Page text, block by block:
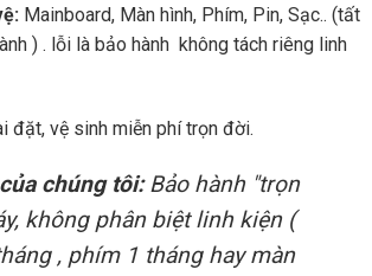
Mainboard, Màn hình, Phím, Pin, Sạc.. (tất
) . lỗi là bảo hành không tách riêng linh
đặt, vệ sinh miễn phí trọn đời.
chúng tôi:Bảo hành "trọn
không phân biệt linh kiện (
, phím 1 tháng hay màn